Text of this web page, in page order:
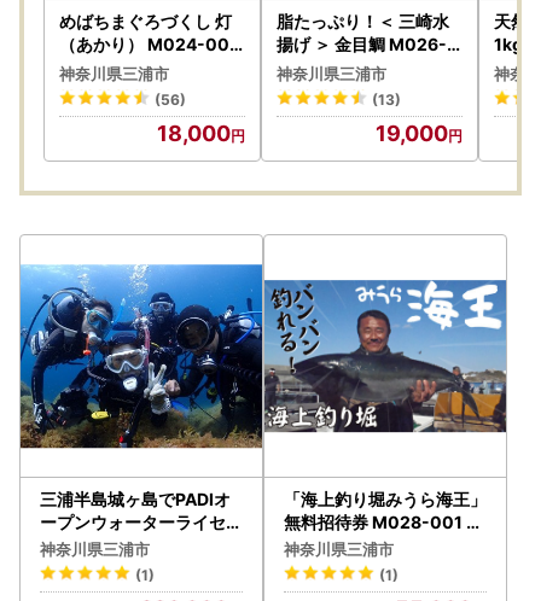
郵送いたします。
※ご寄附のお申込みが多数の場合、発送までに1か月程度お時
間をいただく場合がございます。
ワンストップ特例申請制度「希望する」をお選びいただいた
※申請書は寄附翌年の1月10日（必着）までにご提出くださ
い。
期限を過ぎた場合は受付できない場合がございますので、あ
らかじめご了承ください。
※申請内容や添付書類に不備があった場合は、受け付けるこ
とができませんのでご注意ください。
申請内容に不備あった場合は、ご連絡させていただく場合が
※提出後に住所や氏名に変更があった場合は、1月10日まで
に「変更届出書」の提出が必要となります。
めばちまぐろづくし 灯
（あかり） M024-004
-01 冷凍 マグロ
神奈川県三浦市
(56)
18,000
脂たっぷり！＜ 三崎水
揚げ ＞ 金目鯛 M026-0
04-01 魚 冷凍
神奈川県三浦市
(13)
19,000
天然
1kg
グロ
神奈
三浦半島城ヶ島でPADIオ
ープンウォーターライセン
ス取得 M064-005 チケッ
ト 体験
神奈川県三浦市
(1)
「海上釣り堀みうら海王」
無料招待券 M028-001 チ
ケット 体験
神奈川県三浦市
(1)